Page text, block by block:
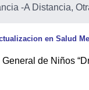
-A Distancia,
en Salud
de Niños